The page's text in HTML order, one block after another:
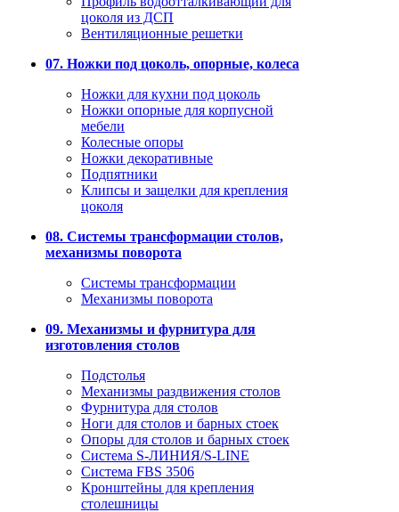
цоколя из ДСП
Вентиляционные решетки
07. Ножки под цоколь, опорные, колеса
Ножки для кухни под цоколь
Ножки опорные для корпусной
мебели
Колесные опоры
Ножки декоративные
Подпятники
Клипсы и защелки для крепления
цоколя
08. Системы трансформации столов,
механизмы поворота
Системы трансформации
Механизмы поворота
09. Механизмы и фурнитура для
изготовления столов
Подстолья
Механизмы раздвижения столов
Фурнитура для столов
Ноги для столов и барных стоек
Опоры для столов и барных стоек
Система S-ЛИНИЯ/S-LINE
Система FBS 3506
Кронштейны для крепления
столешницы